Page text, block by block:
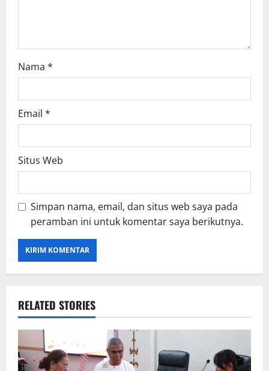
Nama *
Email *
Situs Web
Simpan nama, email, dan situs web saya pada
peramban ini untuk komentar saya berikutnya.
RELATED STORIES